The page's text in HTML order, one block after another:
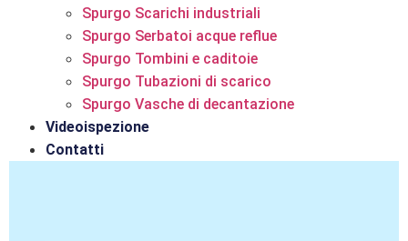
Spurgo Scarichi industriali
Spurgo Serbatoi acque reflue
Spurgo Tombini e caditoie
Spurgo Tubazioni di scarico
Spurgo Vasche di decantazione
Videoispezione
Contatti